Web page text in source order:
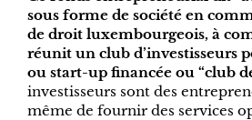
sous forme de société en
de droit luxembourgeois, à
réunit un club d’investisseurs
ou start-up financée ou “club
investisseurs sont des
même de fournir des services